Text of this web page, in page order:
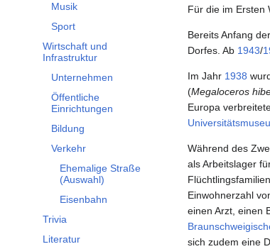
Musik
Sport
Wirtschaft und
Infrastruktur
Unterabschnitt Wirtschaft und Infrastruktur umschalten
Unternehmen
Öffentliche
Einrichtungen
Bildung
Verkehr
Ehemalige Straße
(Auswahl)
Eisenbahn
Trivia
Literatur
Für die im Ersten
Bereits Anfang
Dorfes. Ab 1943/
Im Jahr 1938
(Megaloceros
Europa
Während des
als Arbeitslager
Einwohnerzahl
einen Arzt, einen
sich zudem eine